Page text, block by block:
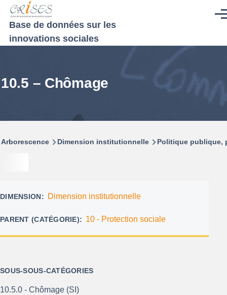
Aller au contenu principal
Base de données sur les
innovations sociales
10.5 – Chômage
Fil
Arborescence Dimension institutionnelle Politique publique,
DIMENSION Dimension institutionnelle
PARENT (CATÉGORIE) 10 - Protection sociale
SOUS-SOUS-CATÉGORIES
10.5.0 - Chômage (SI)